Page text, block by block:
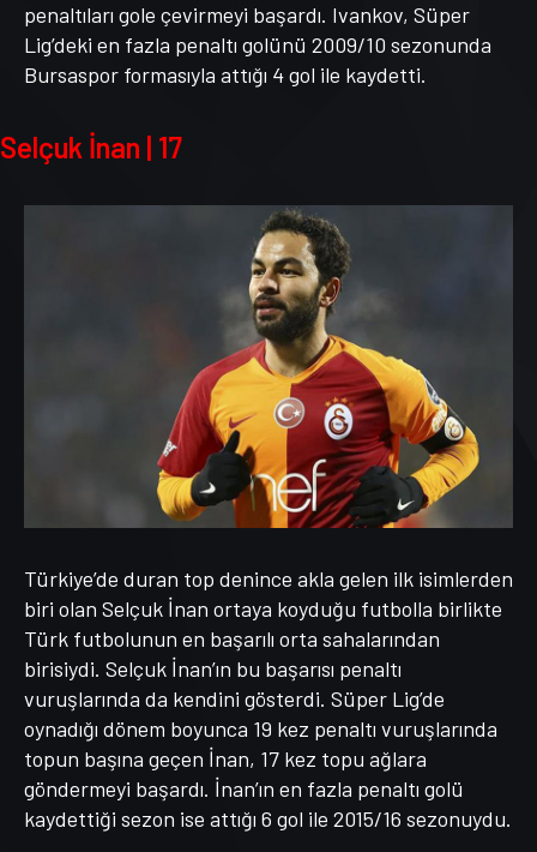
penaltıları gole çevirmeyi başardı. Ivankov, Süper
Lig’deki en fazla penaltı golünü 2009/10 sezonunda
Bursaspor formasıyla attığı 4 gol ile kaydetti.
Selçuk İnan | 17
Türkiye’de duran top denince akla gelen ilk isimlerden
biri olan Selçuk İnan ortaya koyduğu futbolla birlikte
Türk futbolunun en başarılı orta sahalarından
birisiydi. Selçuk İnan’ın bu başarısı penaltı
vuruşlarında da kendini gösterdi. Süper Lig’de
oynadığı dönem boyunca 19 kez penaltı vuruşlarında
topun başına geçen İnan, 17 kez topu ağlara
göndermeyi başardı. İnan’ın en fazla penaltı golü
kaydettiği sezon ise attığı 6 gol ile 2015/16 sezonuydu.